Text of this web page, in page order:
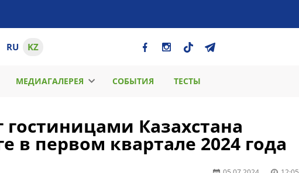
RU KZ
МЕДИАГАЛЕРЕЯ СОБЫТИЯ ТЕСТЫ
Казахстана
в первом квартале 2024 года